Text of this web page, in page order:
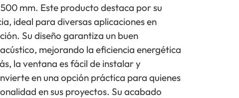
mm. Este producto destaca por su
ideal para diversas aplicaciones en
Su diseño garantiza un buen
mejorando la eficiencia energética
la ventana es fácil de instalar y
en una opción práctica para quienes
en sus proyectos. Su acabado